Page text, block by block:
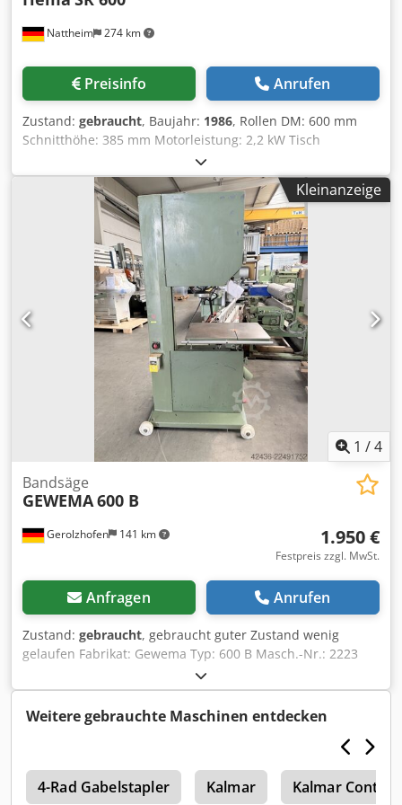
Nattheim 274 km
Preisinfo Anrufen
Zustand: gebraucht, Baujahr: 1986, Rollen DM: 600 mm
Schnitthöhe: 385 mm Motorleistung: 2,2 kW Tisch
schrägstellbar Tischgröße: 540 x 600 mm Gesamthöhe:
2100 mm Gewicht: ca. 260 kg Djdpfow D Aybjx Adwjkr
Lagerort: Nattheim
Kleinanzeige
1 /4
Gerolzhofen 141 km
Bandsäge
GEWEMA600 B
1.950 €
Festpreis zzgl. MwSt.
Anfragen Anrufen
Zustand: gebraucht, gebraucht guter Zustand wenig
gelaufen Fabrikat: Gewema Typ: 600 B Masch.-Nr.: 2223
obere Führung untere Führung Bremse mechanisch Tisch
neigbar fahrbar Motor kW: 2,2 Raddurchmesser mm: 600
Blattlänge mm: 4550 Schnitthöhe ca. mm: 560
Absauganschluss mm: 85 Dedpfx Adszrpxkewskr
Platzbedarf ca. L x B x H mm: 1200x600x2200 Gewicht ca.
kg: 280 Gesamtanschlusswert ca. kW: 2,2 Lagerort 97447
Gerolzhofen, frei verladen, unverpackt Übergabe im
Weitere gebrauchte Maschinen entdecken
4-Rad Gabelstapler Kalmar Kalmar